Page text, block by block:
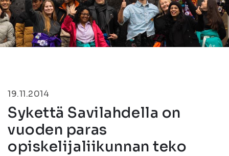
19.11.2014
Sykettä Savilahdella on
vuoden paras
opiskelijaliikunnan teko